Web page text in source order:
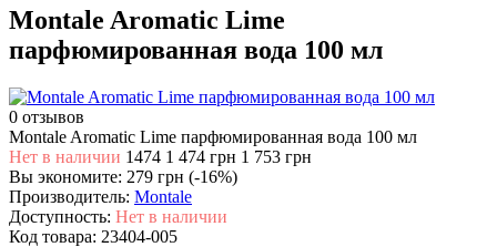
Montale Aromatic Lime
парфюмированная вода 100 мл
0 отзывов
Montale Aromatic Lime парфюмированная вода 100 мл
Нет в наличии 1474 1 474 грн 1 753 грн
Вы экономите: 279 грн (-16%)
Производитель: Montale
Доступность: Нет в наличии
Код товара: 23404-005